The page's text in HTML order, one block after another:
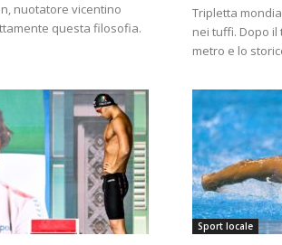
nuotatore vicentino
questa filosofia.
Tripletta
nei tuffi. Dopo
metro e lo
Sport locale